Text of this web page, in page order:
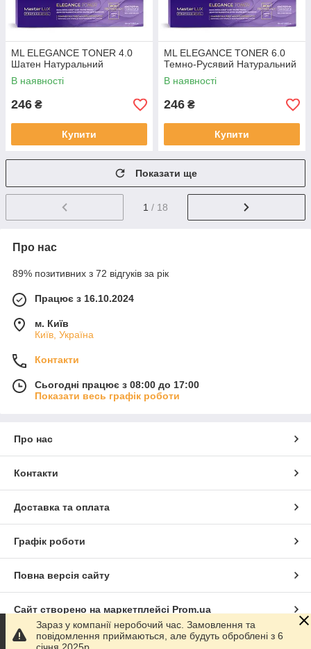
ML ELEGANCE TONER 4.0
Шатен Натуральний
В наявності
246 ₴
Купити
ML ELEGANCE TONER 6.0
Темно-Русявий Натуральний
В наявності
246 ₴
Купити
Показати ще
1 / 18
Про нас
89% позитивних з 72 відгуків за рік
Працює з 16.10.2024
м. Київ
Київ, Україна
Контакти
Сьогодні працює з 08:00 до 17:00
Показати весь графік роботи
Про нас
Контакти
Доставка та оплата
Графік роботи
Повна версія сайту
Сайт створено на маркетплейсі Prom.ua
Політика конфіденційності
Зараз у компанії неробочий час. Замовлення та
повідомлення приймаються, але будуть оброблені з 6